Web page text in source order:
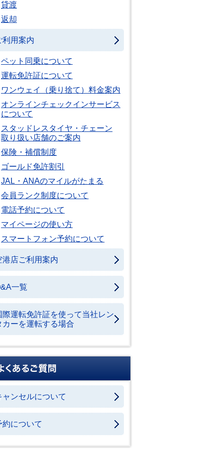
貸渡
返却
利用案内
ペット同乗について
運転免許証について
ワンウェイ（乗り捨て）料金案内
オンラインチェックインサービス
について
スタッドレスタイヤ・チェーン
取り扱い店舗のご案内
保険・補償制度
ゴールド免許割引
JAL・ANAのマイルがたまる
会員ランク制度について
電話予約について
マイページの使い方
スマートフォン予約について
港店ご利用案内
一覧
際運転免許証を使って当社レン
カーを運転する場合
ャンセルについて
約について